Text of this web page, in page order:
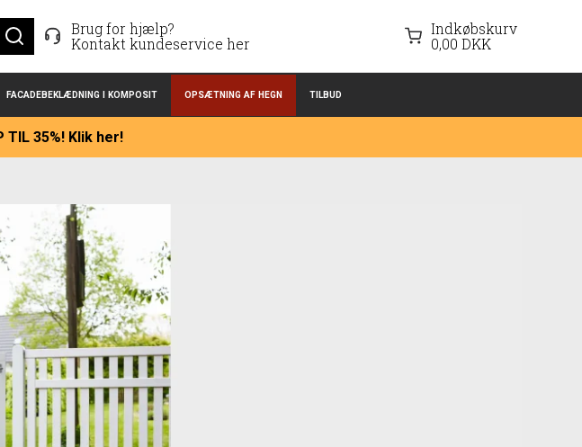
Brug for hjælp?
Kontakt kundeservice her
Indkøbskurv
0,00 DKK
FACADEBEKLÆDNING I KOMPOSIT OPSÆTNING AF HEGN TILBUD
TIL 35%! Klik her!